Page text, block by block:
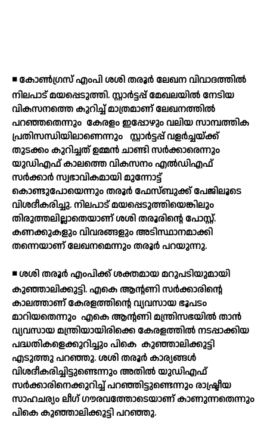
◾ കോണ്‍ഗ്രസ് എംപി ശശി തരൂര്‍ ലേഖന വിവാദത്തില്‍
നിലപാട് മയപ്പെടുത്തി. സ്റ്റാര്‍ട്ടപ്പ് മേഖലയില്‍ നേടിയ
വികസനത്തെ കുറിച്ച് മാത്രമാണ് ലേഖനത്തില്‍
പറഞ്ഞതെന്നും കേരളം ഇപ്പോഴും വലിയ സാമ്പത്തിക
പ്രതിസന്ധിയിലാണെന്നും സ്റ്റാര്‍ട്ടപ്പ് വളര്‍ച്ചയ്ക്ക്
തുടക്കം കുറിച്ചത് ഉമ്മന്‍ ചാണ്ടി സര്‍ക്കാരെന്നും
യുഡിഎഫ് കാലത്തെ വികസനം എല്‍ഡിഎഫ്
സര്‍ക്കാര്‍ സ്വഭാവികമായി മുന്നോട്ട്
കൊണ്ടുപോയെന്നും തരൂര്‍ ഫേസ്ബുക്ക് പേജിലൂടെ
വിശദീകരിച്ചു. നിലപാട് മയപ്പെടുത്തിയെങ്കിലും
തിരുത്തലില്ലാതെയാണ് ശശി തരൂരിന്റെ പോസ്റ്റ്.
കണക്കുകളും വിവരങ്ങളും അടിസ്ഥാനമാക്കി
തന്നെയാണ് ലേഖനമെന്നും തരൂര്‍ പറയുന്നു.
◾ ശശി തരൂര്‍ എംപിക്ക് ശക്തമായ മറുപടിയുമായി
കുഞ്ഞാലിക്കുട്ടി. എകെ ആന്റണി സര്‍ക്കാരിന്റെ
കാലത്താണ് കേരളത്തിന്റെ വ്യവസായ ഭൂപടം
മാറിയതെന്നും എകെ ആന്റണി മന്ത്രിസഭയില്‍ താന്‍
വ്യവസായ മന്ത്രിയായിരിക്കെ കേരളത്തില്‍ നടപ്പാക്കിയ
പദ്ധതികളെക്കുറിച്ചും പികെ കുഞ്ഞാലിക്കുട്ടി
എടുത്തു പറഞ്ഞു. ശശി തരൂര്‍ കാര്യങ്ങള്‍
വിശദീകരിച്ചിട്ടുണ്ടെന്നും അതില്‍ യുഡിഎഫ്
സര്‍ക്കാരിനെക്കുറിച്ച് പറഞ്ഞിട്ടുണ്ടെന്നും രാഷ്ട്രീയ
സാഹചര്യം ലീഗ് ഗൗരവത്തോടെയാണ് കാണുന്നതെന്നും
പികെ കുഞ്ഞാലിക്കുട്ടി പറഞ്ഞു.